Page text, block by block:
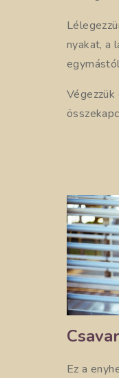
nyakat, a
Ez a